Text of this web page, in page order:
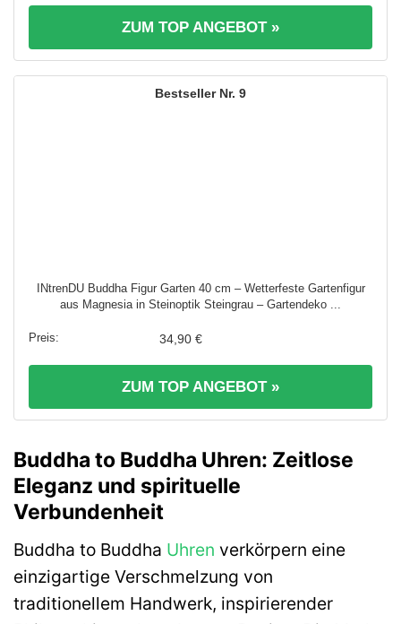
ZUM TOP ANGEBOT »
9
INtrenDU Buddha Figur Garten 40 cm – Wetterfeste Gartenfigur
aus Magnesia in Steinoptik Steingrau – Gartendeko ...
34,90 €
ZUM TOP ANGEBOT »
Buddha to Buddha Uhren: Zeitlose
Eleganz und spirituelle
Verbundenheit
Buddha to Buddha Uhren verkörpern eine
einzigartige Verschmelzung von
traditionellem Handwerk, inspirierender